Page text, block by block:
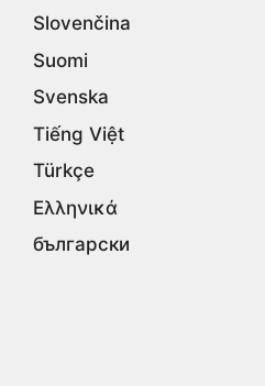
Slovenčina
Suomi
Svenska
Tiếng Việt
Türkçe
Ελληνικά
български